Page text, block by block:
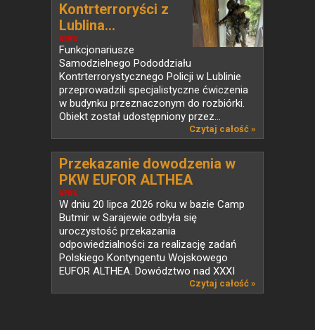
NEWS
Kontrterroryści z
Lublina...
Funkcjonariusze
Samodzielnego Pododdziału
Kontrterrorystycznego Policji w Lublinie
przeprowadzili specjalistyczne ćwiczenia
w budynku przeznaczonym do rozbiórki.
Obiekt został udostępniony przez...
Czytaj całość »
NEWS
Przekazanie dowodzenia w
PKW EUFOR ALTHEA
W dniu 20 lipca 2026 roku w bazie Camp
Butmir w Sarajewie odbyła się
uroczystość przekazania
odpowiedzialności za realizację zadań
Polskiego Kontyngentu Wojskowego
EUFOR ALTHEA. Dowództwo nad XXXI
Czytaj całość »